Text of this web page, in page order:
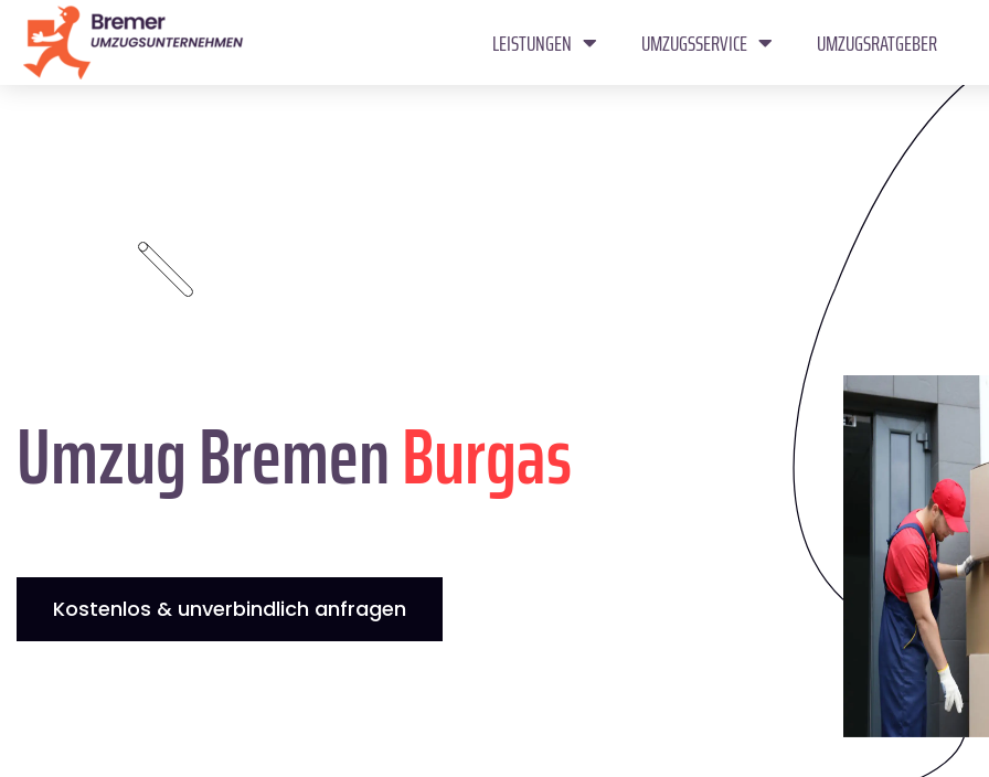
LEISTUNGEN UMZUGSSERVICE UMZUGSRATGEBER
Umzug BremenBurgas
Kostenlos & unverbindlich anfragen